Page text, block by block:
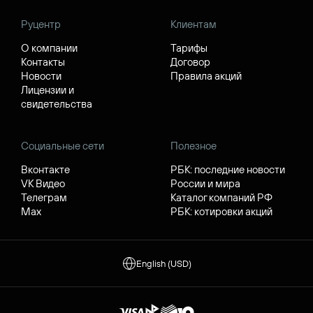
Руцентр
О компании
Контакты
Новости
Лицензии и
свидетельства
Клиентам
Тарифы
Договор
Правила акций
Социальные сети
Вконтакте
VK Видео
Телеграм
Max
Полезное
РБК: последние новости
России и мира
Каталог компаний РФ
РБК: котировки акций
English (USD)